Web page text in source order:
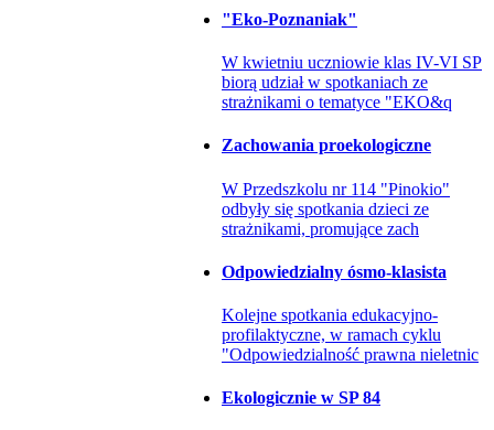
"Eko-Poznaniak"
W kwietniu uczniowie klas IV-VI SP
biorą udział w spotkaniach ze
strażnikami o tematyce "EKO&q
Zachowania proekologiczne
W Przedszkolu nr 114 "Pinokio"
odbyły się spotkania dzieci ze
strażnikami, promujące zach
Odpowiedzialny ósmo-klasista
Kolejne spotkania edukacyjno-
profilaktyczne, w ramach cyklu
"Odpowiedzialność prawna nieletnic
Ekologicznie w SP 84